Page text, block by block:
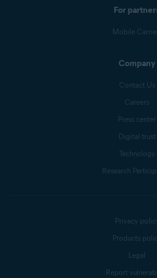
For
Mobile
Company
Contact Us
Careers
Press center
Digital trust
Technology
Research
Privacy
Products
Legal
Report